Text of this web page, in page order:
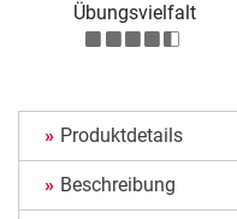
Übungsvielfalt
Produktdetails
Beschreibung